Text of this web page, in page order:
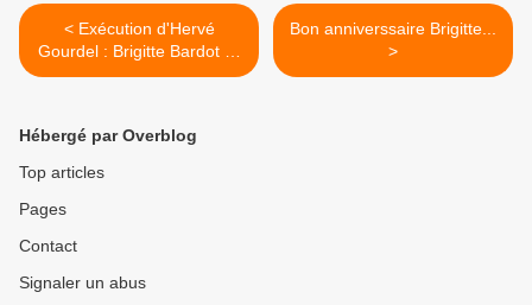
< Exécution d'Hervé
Gourdel : Brigitte Bardot "a
pleuré"
Bon anniverssaire Brigitte...
>
Hébergé par Overblog
Top articles
Pages
Contact
Signaler un abus